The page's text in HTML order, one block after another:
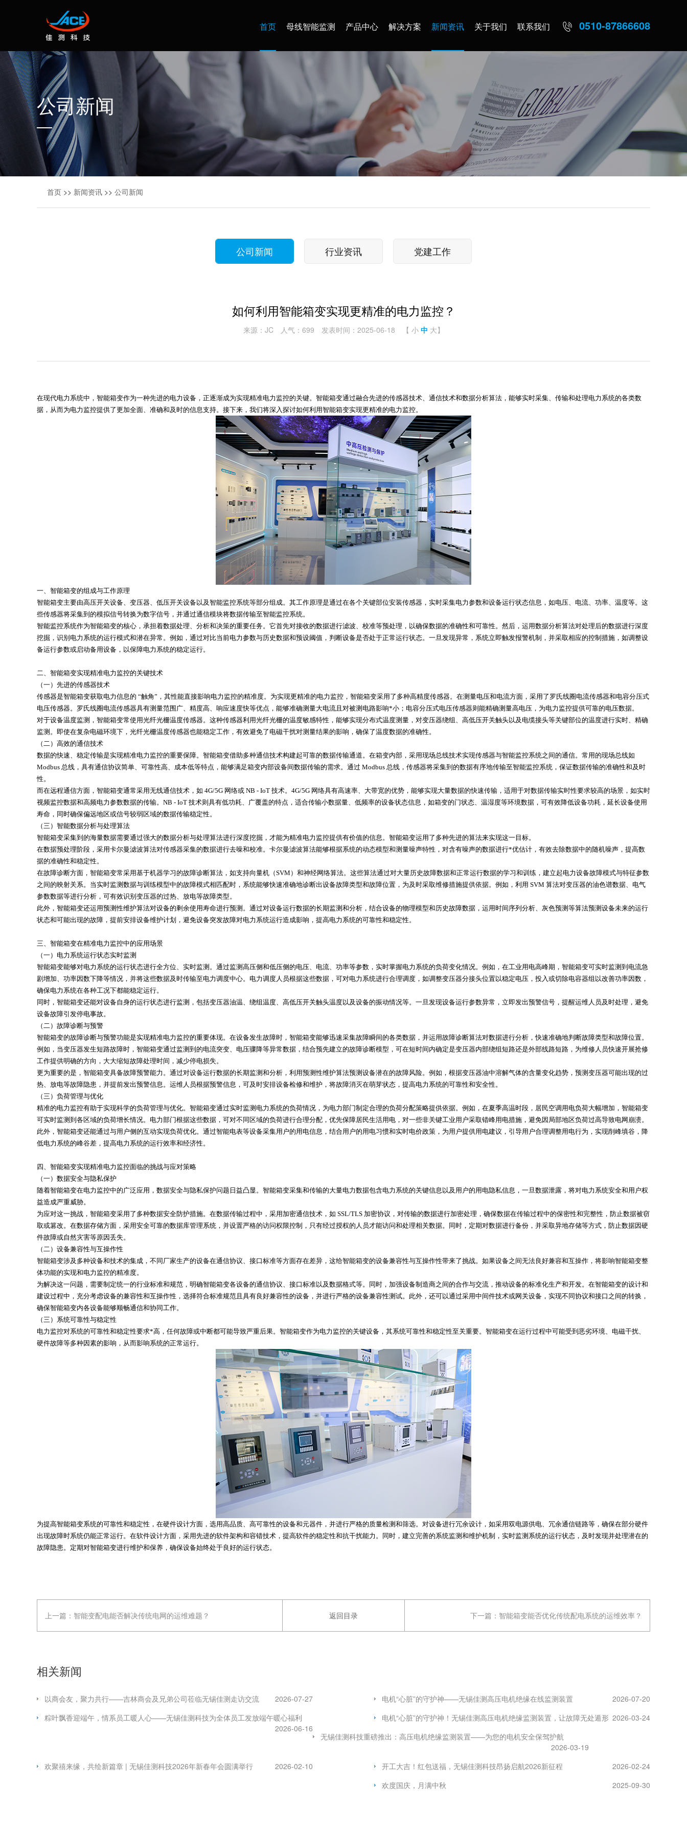
0510-87866608
首页 母线智能监测 产品中心 解决方案 新闻资讯 关于我们 联系我们
公司新闻
首页 >> 新闻资讯 >> 公司新闻
公司新闻 行业资讯 党建工作
如何利用智能箱变实现更精准的电力监控？
来源：JC 人气：699 发表时间：2025-06-18 【 小 中 大】
在现代电力系统中，智能箱变作为一种先进的电力设备，正逐渐成为实现精准电力监控的关键。智能箱变通过融合先进的传感器技术、通信技术和数据分析算法，能够实时采集、传输和处理电力系统的各类数
据，从而为电力监控提供了更加全面、准确和及时的信息支持。接下来，我们将深入探讨如何利用智能箱变实现更精准的电力监控。
一、智能箱变的组成与工作原理
智能箱变主要由高压开关设备、变压器、低压开关设备以及智能监控系统等部分组成。其工作原理是通过在各个关键部位安装传感器，实时采集电力参数和设备运行状态信息，如电压、电流、功率、温度等。这
些传感器将采集到的模拟信号转换为数字信号，并通过通信模块将数据传输至智能监控系统。
智能监控系统作为智能箱变的核心，承担着数据处理、分析和决策的重要任务。它首先对接收的数据进行滤波、校准等预处理，以确保数据的准确性和可靠性。然后，运用数据分析算法对处理后的数据进行深度
挖掘，识别电力系统的运行模式和潜在异常。例如，通过对比当前电力参数与历史数据和预设阈值，判断设备是否处于正常运行状态。一旦发现异常，系统立即触发报警机制，并采取相应的控制措施，如调整设
备运行参数或启动备用设备，以保障电力系统的稳定运行。
二、智能箱变实现精准电力监控的关键技术
（一）先进的传感器技术
传感器是智能箱变获取电力信息的 “触角”，其性能直接影响电力监控的精准度。为实现更精准的电力监控，智能箱变采用了多种高精度传感器。在测量电压和电流方面，采用了罗氏线圈电流传感器和电容分压式
电压传感器。罗氏线圈电流传感器具有测量范围广、精度高、响应速度快等优点，能够准确测量大电流且对被测电路影响*小；电容分压式电压传感器则能精确测量高电压，为电力监控提供可靠的电压数据。
对于设备温度监测，智能箱变常使用光纤光栅温度传感器。这种传感器利用光纤光栅的温度敏感特性，能够实现分布式温度测量，对变压器绕组、高低压开关触头以及电缆接头等关键部位的温度进行实时、精确
监测。即使在复杂电磁环境下，光纤光栅温度传感器也能稳定工作，有效避免了电磁干扰对测量结果的影响，确保了温度数据的准确性。
（二）高效的通信技术
数据的快速、稳定传输是实现精准电力监控的重要保障。智能箱变借助多种通信技术构建起可靠的数据传输通道。在箱变内部，采用现场总线技术实现传感器与智能监控系统之间的通信。常用的现场总线如
Modbus 总线，具有通信协议简单、可靠性高、成本低等特点，能够满足箱变内部设备间数据传输的需求。通过 Modbus 总线，传感器将采集到的数据有序地传输至智能监控系统，保证数据传输的准确性和及时
性。
而在远程通信方面，智能箱变通常采用无线通信技术，如 4G/5G 网络或 NB - IoT 技术。4G/5G 网络具有高速率、大带宽的优势，能够实现大量数据的快速传输，适用于对数据传输实时性要求较高的场景，如实时
视频监控数据和高频电力参数数据的传输。NB - IoT 技术则具有低功耗、广覆盖的特点，适合传输小数据量、低频率的设备状态信息，如箱变的门状态、温湿度等环境数据，可有效降低设备功耗，延长设备使用
寿命，同时确保偏远地区或信号较弱区域的数据传输稳定性。
（三）智能数据分析与处理算法
智能箱变采集到的海量数据需要通过强大的数据分析与处理算法进行深度挖掘，才能为精准电力监控提供有价值的信息。智能箱变运用了多种先进的算法来实现这一目标。
在数据预处理阶段，采用卡尔曼滤波算法对传感器采集的数据进行去噪和校准。卡尔曼滤波算法能够根据系统的动态模型和测量噪声特性，对含有噪声的数据进行*优估计，有效去除数据中的随机噪声，提高数
据的准确性和稳定性。
在故障诊断方面，智能箱变常采用基于机器学习的故障诊断算法，如支持向量机（SVM）和神经网络算法。这些算法通过对大量历史故障数据和正常运行数据的学习和训练，建立起电力设备故障模式与特征参数
之间的映射关系。当实时监测数据与训练模型中的故障模式相匹配时，系统能够快速准确地诊断出设备故障类型和故障位置，为及时采取维修措施提供依据。例如，利用 SVM 算法对变压器的油色谱数据、电气
参数数据等进行分析，可有效识别变压器的过热、放电等故障类型。
此外，智能箱变还运用预测性维护算法对设备的剩余使用寿命进行预测。通过对设备运行数据的长期监测和分析，结合设备的物理模型和历史故障数据，运用时间序列分析、灰色预测等算法预测设备未来的运行
状态和可能出现的故障，提前安排设备维护计划，避免设备突发故障对电力系统运行造成影响，提高电力系统的可靠性和稳定性。
三、智能箱变在精准电力监控中的应用场景
（一）电力系统运行状态实时监测
智能箱变能够对电力系统的运行状态进行全方位、实时监测。通过监测高压侧和低压侧的电压、电流、功率等参数，实时掌握电力系统的负荷变化情况。例如，在工业用电高峰期，智能箱变可实时监测到电流急
剧增加、功率因数下降等情况，并将这些数据及时传输至电力调度中心。电力调度人员根据这些数据，可对电力系统进行合理调度，如调整变压器分接头位置以稳定电压，投入或切除电容器组以改善功率因数，
确保电力系统在各种工况下都能稳定运行。
同时，智能箱变还能对设备自身的运行状态进行监测，包括变压器油温、绕组温度、高低压开关触头温度以及设备的振动情况等。一旦发现设备运行参数异常，立即发出预警信号，提醒运维人员及时处理，避免
设备故障引发停电事故。
（二）故障诊断与预警
智能箱变的故障诊断与预警功能是实现精准电力监控的重要体现。在设备发生故障时，智能箱变能够迅速采集故障瞬间的各类数据，并运用故障诊断算法对数据进行分析，快速准确地判断故障类型和故障位置。
例如，当变压器发生短路故障时，智能箱变通过监测到的电流突变、电压骤降等异常数据，结合预先建立的故障诊断模型，可在短时间内确定是变压器内部绕组短路还是外部线路短路，为维修人员快速开展抢修
工作提供明确的方向，大大缩短故障处理时间，减少停电损失。
更为重要的是，智能箱变具备故障预警能力。通过对设备运行数据的长期监测和分析，利用预测性维护算法预测设备潜在的故障风险。例如，根据变压器油中溶解气体的含量变化趋势，预测变压器可能出现的过
热、放电等故障隐患，并提前发出预警信息。运维人员根据预警信息，可及时安排设备检修和维护，将故障消灭在萌芽状态，提高电力系统的可靠性和安全性。
（三）负荷管理与优化
精准的电力监控有助于实现科学的负荷管理与优化。智能箱变通过实时监测电力系统的负荷情况，为电力部门制定合理的负荷分配策略提供依据。例如，在夏季高温时段，居民空调用电负荷大幅增加，智能箱变
可实时监测到各区域的负荷增长情况。电力部门根据这些数据，可对不同区域的负荷进行合理分配，优先保障居民生活用电，对一些非关键工业用户采取错峰用电措施，避免因局部地区负荷过高导致电网崩溃。
此外，智能箱变还能通过与用户侧的互动实现负荷优化。通过智能电表等设备采集用户的用电信息，结合用户的用电习惯和实时电价政策，为用户提供用电建议，引导用户合理调整用电行为，实现削峰填谷，降
低电力系统的峰谷差，提高电力系统的运行效率和经济性。
四、智能箱变实现精准电力监控面临的挑战与应对策略
（一）数据安全与隐私保护
随着智能箱变在电力监控中的广泛应用，数据安全与隐私保护问题日益凸显。智能箱变采集和传输的大量电力数据包含电力系统的关键信息以及用户的用电隐私信息，一旦数据泄露，将对电力系统安全和用户权
益造成严重威胁。
为应对这一挑战，智能箱变采用了多种数据安全防护措施。在数据传输过程中，采用加密通信技术，如 SSL/TLS 加密协议，对传输的数据进行加密处理，确保数据在传输过程中的保密性和完整性，防止数据被窃
取或篡改。在数据存储方面，采用安全可靠的数据库管理系统，并设置严格的访问权限控制，只有经过授权的人员才能访问和处理相关数据。同时，定期对数据进行备份，并采取异地存储等方式，防止数据因硬
件故障或自然灾害等原因丢失。
（二）设备兼容性与互操作性
智能箱变涉及多种设备和技术的集成，不同厂家生产的设备在通信协议、接口标准等方面存在差异，这给智能箱变的设备兼容性与互操作性带来了挑战。如果设备之间无法良好兼容和互操作，将影响智能箱变整
体功能的实现和电力监控的精准度。
为解决这一问题，需要制定统一的行业标准和规范，明确智能箱变各设备的通信协议、接口标准以及数据格式等。同时，加强设备制造商之间的合作与交流，推动设备的标准化生产和开发。在智能箱变的设计和
建设过程中，充分考虑设备的兼容性和互操作性，选择符合标准规范且具有良好兼容性的设备，并进行严格的设备兼容性测试。此外，还可以通过采用中间件技术或网关设备，实现不同协议和接口之间的转换，
确保智能箱变内各设备能够顺畅通信和协同工作。
（三）系统可靠性与稳定性
电力监控对系统的可靠性和稳定性要求*高，任何故障或中断都可能导致严重后果。智能箱变作为电力监控的关键设备，其系统可靠性和稳定性至关重要。智能箱变在运行过程中可能受到恶劣环境、电磁干扰、
硬件故障等多种因素的影响，从而影响系统的正常运行。
为提高智能箱变系统的可靠性和稳定性，在硬件设计方面，选用高品质、高可靠性的设备和元器件，并进行严格的质量检测和筛选。对设备进行冗余设计，如采用双电源供电、冗余通信链路等，确保在部分硬件
出现故障时系统仍能正常运行。在软件设计方面，采用先进的软件架构和容错技术，提高软件的稳定性和抗干扰能力。同时，建立完善的系统监测和维护机制，实时监测系统的运行状态，及时发现并处理潜在的
故障隐患。定期对智能箱变进行维护和保养，确保设备始终处于良好的运行状态。
上一篇： 智能变配电能否解决传统电网的运维难题？ 返回目录 下一篇： 智能箱变能否优化传统配电系统的运维效率？
相关新闻
以商会友，聚力共行——吉林商会及兄弟公司莅临无锡佳测走访交流 2026-07-27 电机“心脏”的守护神——无锡佳测高压电机绝缘在线监测装置
2026-07-20
粽叶飘香迎端午，情系员工暖人心——无锡佳测科技为全体员工发放端午暖心福利
2026-06-16
电机“心脏”的守护神！无锡佳测高压电机绝缘监测装置，让故障无处遁形 2026-03-24
无锡佳测科技重磅推出：高压电机绝缘监测装置——为您的电机安全保驾护航
2026-03-19
开工大吉！红包送福，无锡佳测科技昂扬启航2026新征程
2026-02-24
欢聚禧来缘，共绘新篇章 | 无锡佳测科技2026年新春年会圆满举行
2026-02-10
欢度国庆，月满中秋
2025-09-30